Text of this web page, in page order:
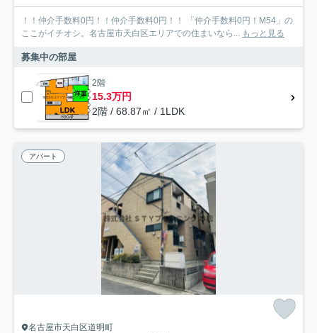
！！仲介手数料0円！！仲介手数料0円！！ 「仲介手数料0円！M54」の
ここがイチオシ。名古屋市天白区エリアでの住まいなら...
もっと見る
募集中の部屋
2階
15.3万円
2階 / 68.87㎡ / 1LDK
アパート
名古屋市天白区道明町